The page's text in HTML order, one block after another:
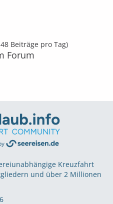
Beiträge pro Tag)
Forum
Kreuzfahrt
und über 2 Millionen